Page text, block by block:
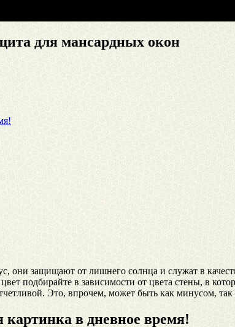
для мансардных окон
защищают от лишнего солнца и служат в
подбирайте в зависимости от цвета стены, в
Это, впрочем, может быть как минусом,
в дневное время!